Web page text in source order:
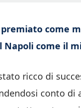
come
come il
ricco di
conto di